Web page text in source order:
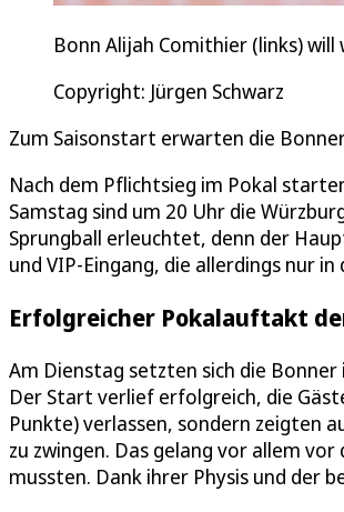
Bonn Alijah Comithier (links)
Copyright: Jürgen Schwarz
Zum Saisonstart erwarten die
Nach dem Pflichtsieg im Pokal
Samstag sind um 20 Uhr die
Sprungball erleuchtet, denn der
und VIP-Eingang, die allerdings nur
Erfolgreicher Pokalauftakt
Am Dienstag setzten sich die
Der Start verlief erfolgreich, die
Punkte) verlassen, sondern zeigten
zu zwingen. Das gelang vor allem
mussten. Dank ihrer Physis und der